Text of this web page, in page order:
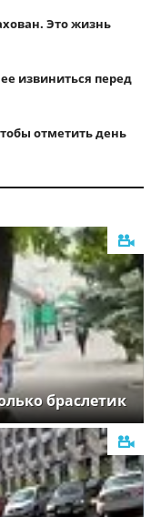
Это жизнь
извиниться перед
отметить день
браслетик